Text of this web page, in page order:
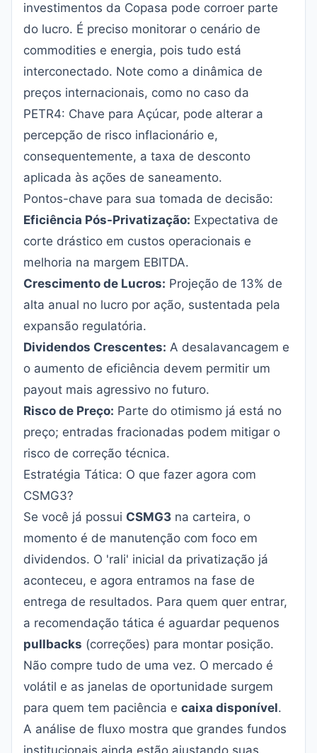
investimentos da Copasa pode corroer parte
do lucro. É preciso monitorar o cenário de
commodities e energia, pois tudo está
interconectado. Note como a dinâmica de
preços internacionais, como no caso da
PETR4: Chave para Açúcar, pode alterar a
percepção de risco inflacionário e,
consequentemente, a taxa de desconto
aplicada às ações de saneamento.
Pontos-chave para sua tomada de decisão:
Eficiência Pós-Privatização: Expectativa de
corte drástico em custos operacionais e
melhoria na margem EBITDA.
Crescimento de Lucros: Projeção de 13% de
alta anual no lucro por ação, sustentada pela
expansão regulatória.
Dividendos Crescentes: A desalavancagem e
o aumento de eficiência devem permitir um
payout mais agressivo no futuro.
Risco de Preço: Parte do otimismo já está no
preço; entradas fracionadas podem mitigar o
risco de correção técnica.
Estratégia Tática: O que fazer agora com
CSMG3?
Se você já possui CSMG3 na carteira, o
momento é de manutenção com foco em
dividendos. O 'rali' inicial da privatização já
aconteceu, e agora entramos na fase de
entrega de resultados. Para quem quer entrar,
a recomendação tática é aguardar pequenos
pullbacks (correções) para montar posição.
Não compre tudo de uma vez. O mercado é
volátil e as janelas de oportunidade surgem
para quem tem paciência e caixa disponível.
A análise de fluxo mostra que grandes fundos
institucionais ainda estão ajustando suas